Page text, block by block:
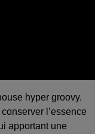
hyper groovy.
l’essence
apportant une